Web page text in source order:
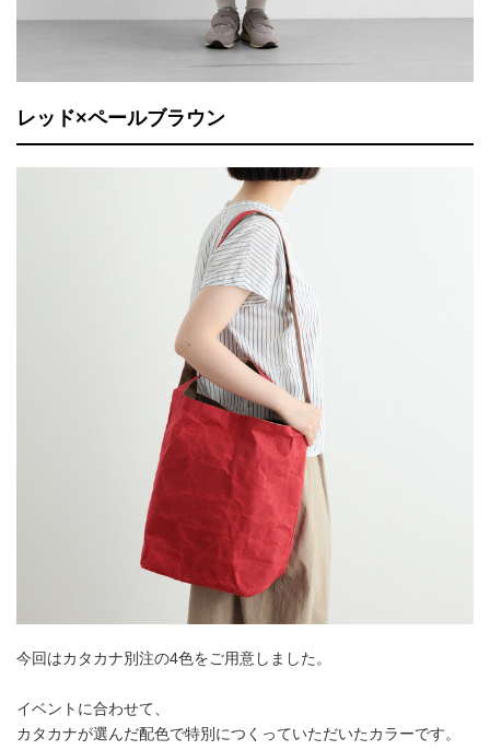
レッド×ペールブラウン
今回はカタカナ別注の4色をご用意しました。
イベントに合わせて、
カタカナが選んだ配色で特別につくっていただいたカラーです。